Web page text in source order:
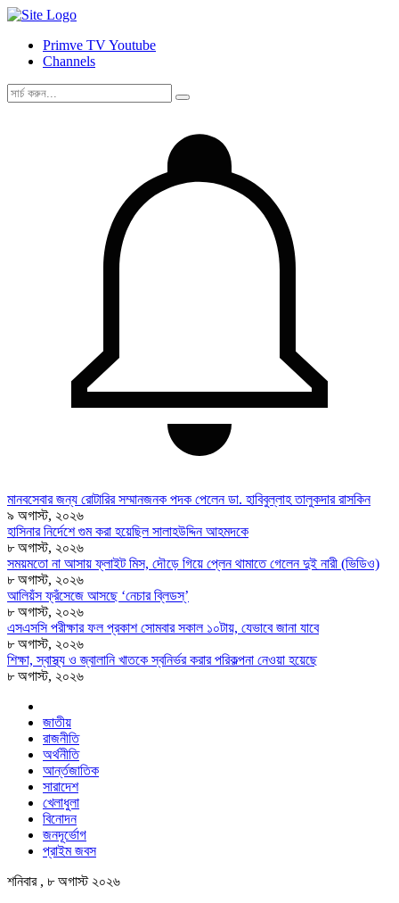
Primve TV Youtube
Channels
মানবসেবার জন্য রোটারির সম্মানজনক পদক পেলেন ডা. হাবিবুল্লাহ তালুকদার রাসকিন
৯ অগাস্ট, ২০২৬
হাসিনার নির্দেশে গুম করা হয়েছিল সালাহউদ্দিন আহমদকে
৮ অগাস্ট, ২০২৬
সময়মতো না আসায় ফ্লাইট মিস, দৌড়ে গিয়ে প্লেন থামাতে গেলেন দুই নারী (ভিডিও)
৮ অগাস্ট, ২০২৬
আলিয়ঁস ফ্রঁসেজে আসছে ‘নেচার ব্লিডস্’
৮ অগাস্ট, ২০২৬
এসএসসি পরীক্ষার ফল প্রকাশ সোমবার সকাল ১০টায়, যেভাবে জানা যাবে
৮ অগাস্ট, ২০২৬
শিক্ষা, স্বাস্থ্য ও জ্বালানি খাতকে স্বনির্ভর করার পরিকল্পনা নেওয়া হয়েছে
৮ অগাস্ট, ২০২৬
জাতীয়
রাজনীতি
অর্থনীতি
আর্ন্তজাতিক
সারাদেশ
খেলাধুলা
বিনোদন
জনদূর্ভোগ
প্রাইম জবস
শনিবার , ৮ অগাস্ট ২০২৬